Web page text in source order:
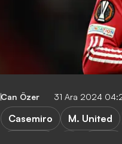
Can Özer 31 Ara 2024
Casemiro M. United